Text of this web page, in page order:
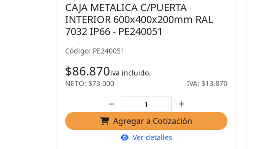
CAJA METALICA C/PUERTA
INTERIOR 600x400x200mm RAL
7032 IP66 - PE240051
Código: PE240051
$86.870iva incluido.
NETO: $73.000
IVA: $13.870
Agregar a Cotización
Ver detalles